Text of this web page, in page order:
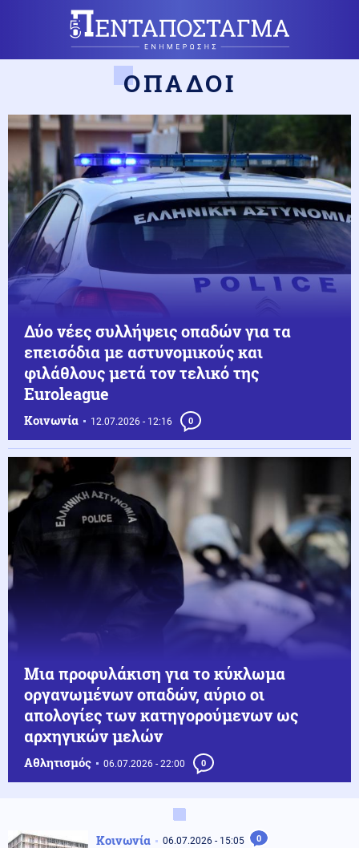
ΟΠΑΔΟΙ
Κοινωνία 12.07.2026 - 12:16 0
Δύο νέες συλλήψεις οπαδών για τα
επεισόδια με αστυνομικούς και
φιλάθλους μετά τον τελικό της
Euroleague
Αθλητισμός 06.07.2026 - 22:00 0
Μια προφυλάκιση για το κύκλωμα
οργανωμένων οπαδών, αύριο οι
απολογίες των κατηγορούμενων ως
αρχηγικών μελών
Κοινωνία 06.07.2026 - 15:05 0